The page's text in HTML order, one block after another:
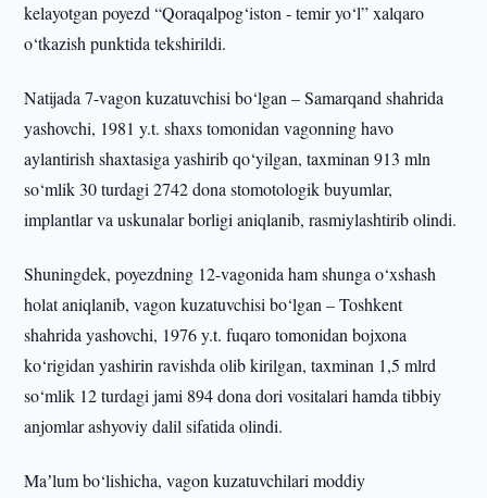
kelayotgan poyezd “Qoraqalpog‘iston - temir yo‘l” xalqaro
o‘tkazish punktida tekshirildi.
Natijada 7-vagon kuzatuvchisi bo‘lgan – Samarqand shahrida
yashovchi, 1981 y.t. shaxs tomonidan vagonning havo
aylantirish shaxtasiga yashirib qo‘yilgan, taxminan 913 mln
so‘mlik 30 turdagi 2742 dona stomotologik buyumlar,
implantlar va uskunalar borligi aniqlanib, rasmiylashtirib olindi.
Shuningdek, poyezdning 12-vagonida ham shunga o‘xshash
holat aniqlanib, vagon kuzatuvchisi bo‘lgan – Toshkent
shahrida yashovchi, 1976 y.t. fuqaro tomonidan bojxona
ko‘rigidan yashirin ravishda olib kirilgan, taxminan 1,5 mlrd
so‘mlik 12 turdagi jami 894 dona dori vositalari hamda tibbiy
anjomlar ashyoviy dalil sifatida olindi.
Maʼlum bo‘lishicha, vagon kuzatuvchilari moddiy